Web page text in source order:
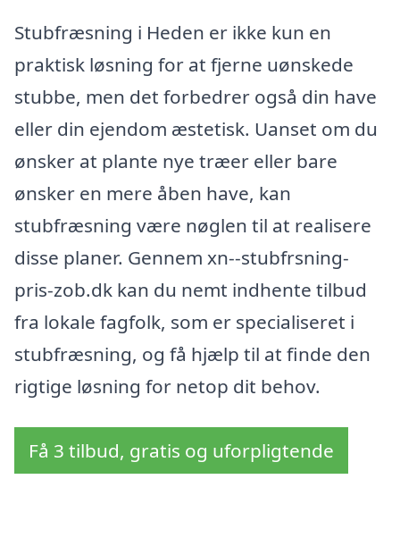
Stubfræsning i Heden er ikke kun en
praktisk løsning for at fjerne uønskede
stubbe, men det forbedrer også din have
eller din ejendom æstetisk. Uanset om du
ønsker at plante nye træer eller bare
ønsker en mere åben have, kan
stubfræsning være nøglen til at realisere
disse planer. Gennem xn--stubfrsning-
pris-zob.dk kan du nemt indhente tilbud
fra lokale fagfolk, som er specialiseret i
stubfræsning, og få hjælp til at finde den
rigtige løsning for netop dit behov.
Få 3 tilbud, gratis og uforpligtende